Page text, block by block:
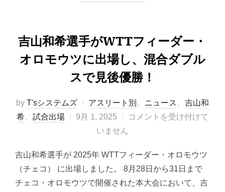
吉山和希選手がWTTフィーダー・
オロモウツに出場し、混合ダブル
スで見後優勝！
by T'sシステムズ アスリート別 、 ニュース 、 吉山和
希、 試合出場
投
9月 1, 2025
コメントを受け付けて
いません
吉山和希選手が 2025年 WTTフィーダー・オロモウツ
（チェコ） に出場しました。 8月28日から31日まで
チェコ・オロモウツで開催された本大会において、吉